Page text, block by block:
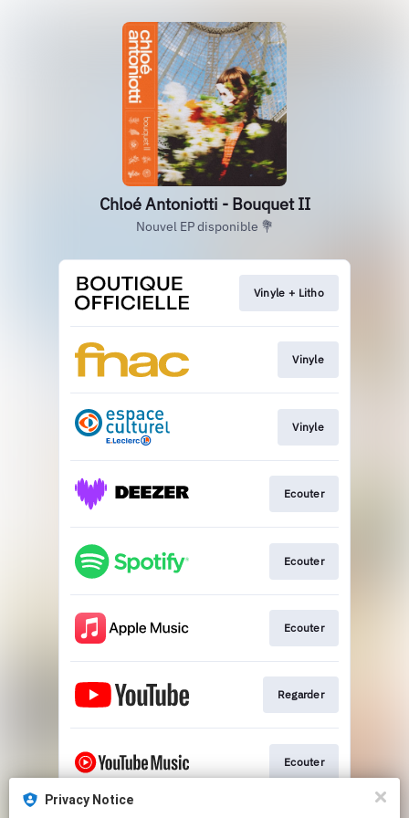
Chloé Antoniotti - Bouquet II
Nouvel EP disponible 💐
Vinyle + Litho
Vinyle
Vinyle
Ecouter
Ecouter
Ecouter
Regarder
Ecouter
Privacy Notice